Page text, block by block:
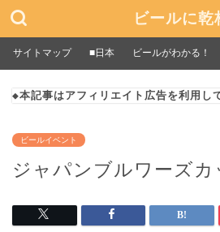
ビールに乾
サイトマップ ■日本 ビールがわかる！
◆本記事はアフィリエイト広告を利用し
ビールイベント
ジャパンブルワーズカ